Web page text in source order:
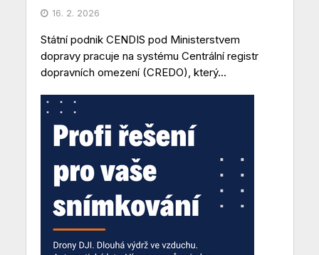
16. 2. 2026
Státní podnik CENDIS pod Ministerstvem
dopravy pracuje na systému Centrální registr
dopravních omezení (CREDO), který...